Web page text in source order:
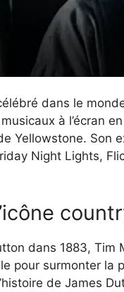
dans le
à l’écran
Yellowstone. Son
Night Lights,
dans 1883,
pour surmonter
de James